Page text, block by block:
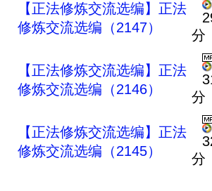
【正法修炼交流选编】正法
修炼交流选编（2147）
分
【正法修炼交流选编】正法
修炼交流选编（2146）
分
【正法修炼交流选编】正法
修炼交流选编（2145）
分